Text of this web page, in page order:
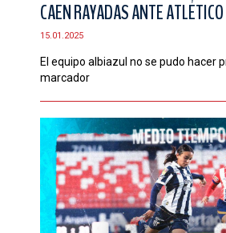
CAEN RAYADAS ANTE
15.01.2025
El equipo albiazul no se pudo hacer
marcador